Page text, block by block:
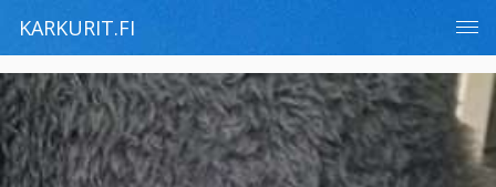
KARKURIT.FI